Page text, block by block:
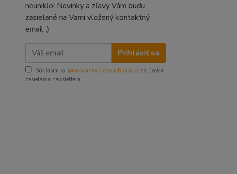
neuniklo! Novinky a zľavy Vám budu
zasielané na Vami vložený kontaktný
email :)
Prihlásiť sa
Súhlasím so spracovaním osobných údajov za účelom
zasielania newslettera.